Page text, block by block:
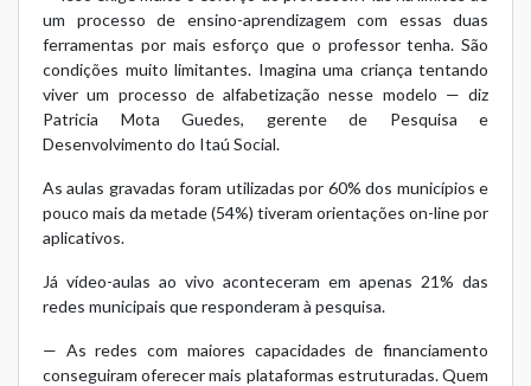
um processo de ensino-aprendizagem com essas duas
ferramentas por mais esforço que o professor tenha. São
condições muito limitantes. Imagina uma criança tentando
viver um processo de alfabetização nesse modelo — diz
Patricia Mota Guedes, gerente de Pesquisa e
Desenvolvimento do Itaú Social.
As aulas gravadas foram utilizadas por 60% dos municípios e
pouco mais da metade (54%) tiveram orientações on-line por
aplicativos.
Já vídeo-aulas ao vivo aconteceram em apenas 21% das
redes municipais que responderam à pesquisa.
— As redes com maiores capacidades de financiamento
conseguiram oferecer mais plataformas estruturadas. Quem